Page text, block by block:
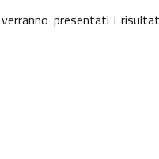
presentati i